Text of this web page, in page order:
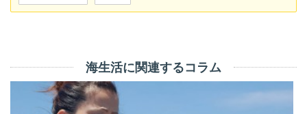
海生活に関連するコラム